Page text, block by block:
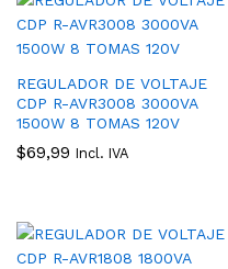
REGULADOR DE VOLTAJE
CDP R-AVR3008 3000VA
1500W 8 TOMAS 120V
$69,99 Incl. IVA